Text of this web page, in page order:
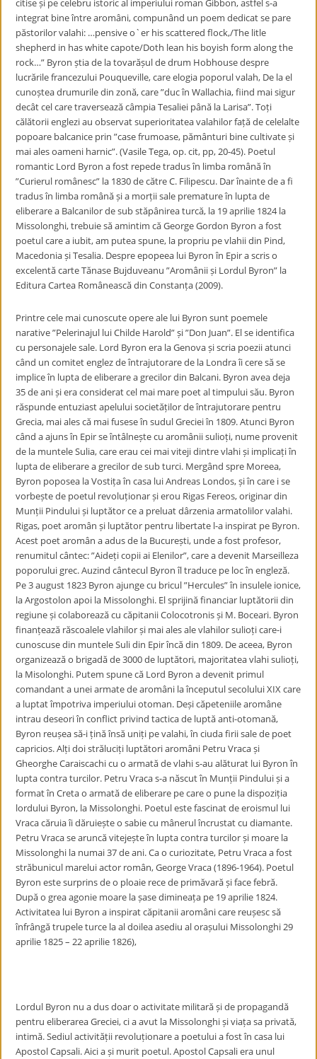
citise și pe celebru istoric al imperiului roman Gibbon, astfel s-a
integrat bine între aromâni, compunând un poem dedicat se pare
păstorilor valahi: …pensive o`er his scattered flock,/The litle
shepherd in has white capote/Doth lean his boyish form along the
rock…” Byron știa de la tovarășul de drum Hobhouse despre
lucrările francezului Pouqueville, care elogia poporul valah, De la el
cunoștea drumurile din zonă, care ”duc în Wallachia, fiind mai sigur
decât cel care traversează câmpia Tesaliei până la Larisa”. Toți
călătorii englezi au observat superioritatea valahilor față de celelalte
popoare balcanice prin ”case frumoase, pământuri bine cultivate și
mai ales oameni harnic”. (Vasile Tega, op. cit, pp, 20-45). Poetul
romantic Lord Byron a fost repede tradus în limba română în
”Curierul românesc” la 1830 de către C. Filipescu. Dar înainte de a fi
tradus în limba română și a morții sale premature în lupta de
eliberare a Balcanilor de sub stăpânirea turcă, la 19 aprilie 1824 la
Missolonghi, trebuie să amintim că George Gordon Byron a fost
poetul care a iubit, am putea spune, la propriu pe vlahii din Pind,
Macedonia și Tesalia. Despre epopeea lui Byron în Epir a scris o
excelentă carte Tănase Bujduveanu ”Aromânii și Lordul Byron” la
Editura Cartea Românească din Constanța (2009).
Printre cele mai cunoscute opere ale lui Byron sunt poemele
narative ”Pelerinajul lui Childe Harold” și ”Don Juan”. El se identifica
cu personajele sale. Lord Byron era la Genova și scria poezii atunci
când un comitet englez de întrajutorare de la Londra îi cere să se
implice în lupta de eliberare a grecilor din Balcani. Byron avea deja
35 de ani și era considerat cel mai mare poet al timpului său. Byron
răspunde entuziast apelului societăților de întrajutorare pentru
Grecia, mai ales că mai fusese în sudul Greciei în 1809. Atunci Byron
când a ajuns în Epir se întâlnește cu aromânii sulioți, nume provenit
de la muntele Sulia, care erau cei mai viteji dintre vlahi și implicați în
lupta de eliberare a grecilor de sub turci. Mergând spre Moreea,
Byron poposea la Vostița în casa lui Andreas Londos, și în care i se
vorbește de poetul revoluționar și erou Rigas Fereos, originar din
Munții Pindului și luptător ce a preluat dârzenia armatolilor valahi.
Rigas, poet aromân și luptător pentru libertate l-a inspirat pe Byron.
Acest poet aromân a adus de la București, unde a fost profesor,
renumitul cântec: ”Aideți copii ai Elenilor”, care a devenit Marseilleza
poporului grec. Auzind cântecul Byron îl traduce pe loc în engleză.
Pe 3 august 1823 Byron ajunge cu bricul ”Hercules” în insulele ionice,
la Argostolon apoi la Missolonghi. El sprijină financiar luptătorii din
regiune și colaborează cu căpitanii Colocotronis și M. Boceari. Byron
finanțează răscoalele vlahilor și mai ales ale vlahilor sulioți care-i
cunoscuse din muntele Suli din Epir încă din 1809. De aceea, Byron
organizează o brigadă de 3000 de luptători, majoritatea vlahi sulioți,
la Misolonghi. Putem spune că Lord Byron a devenit primul
comandant a unei armate de aromâni la începutul secolului XIX care
a luptat împotriva imperiului otoman. Deși căpeteniile aromâne
intrau deseori în conflict privind tactica de luptă anti-otomană,
Byron reușea să-i țină însă uniți pe valahi, în ciuda firii sale de poet
capricios. Alți doi străluciți luptători aromâni Petru Vraca și
Gheorghe Caraiscachi cu o armată de vlahi s-au alăturat lui Byron în
lupta contra turcilor. Petru Vraca s-a născut în Munții Pindului și a
format în Creta o armată de eliberare pe care o pune la dispoziția
lordului Byron, la Missolonghi. Poetul este fascinat de eroismul lui
Vraca căruia îi dăruiește o sabie cu mânerul încrustat cu diamante.
Petru Vraca se aruncă vitejește în lupta contra turcilor și moare la
Missolonghi la numai 37 de ani. Ca o curiozitate, Petru Vraca a fost
străbunicul marelui actor român, George Vraca (1896-1964). Poetul
Byron este surprins de o ploaie rece de primăvară și face febră.
După o grea agonie moare la șase dimineața pe 19 aprilie 1824.
Activitatea lui Byron a inspirat căpitanii aromâni care reușesc să
înfrângă trupele turce la al doilea asediu al orașului Missolonghi 29
aprilie 1825 – 22 aprilie 1826),
Lordul Byron nu a dus doar o activitate militară și de propagandă
pentru eliberarea Greciei, ci a avut la Missolonghi și viața sa privată,
intimă. Sediul activității revoluționare a poetului a fost în casa lui
Apostol Capsali. Aici a și murit poetul. Apostol Capsali era unul